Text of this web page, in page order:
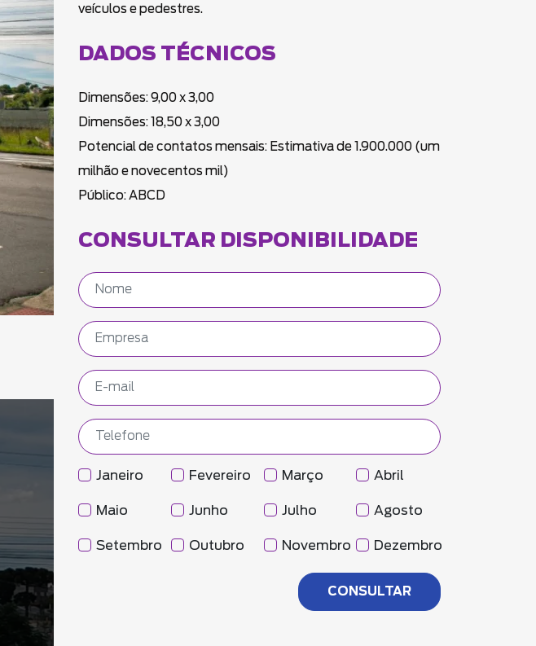
veículos e pedestres.
DADOS TÉCNICOS
Dimensões: 9,00 x 3,00
Dimensões: 18,50 x 3,00
Potencial de contatos mensais: Estimativa de 1.900.000 (um
milhão e novecentos mil)
Público: ABCD
CONSULTAR DISPONIBILIDADE
Janeiro Fevereiro Março Abril
Maio Junho Julho Agosto
Setembro Outubro Novembro Dezembro